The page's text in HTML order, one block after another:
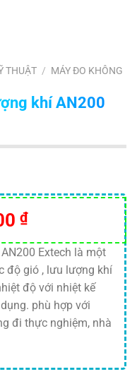
THUẬT / MÁY ĐO KHÔNG
khí AN200
₫
Extech là một
độ gió , lưu lượng khí
độ với nhiệt kế
phù hợp với
đi thực nghiệm, nhà